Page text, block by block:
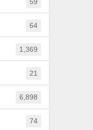
59
64
1,369
21
6,898
74